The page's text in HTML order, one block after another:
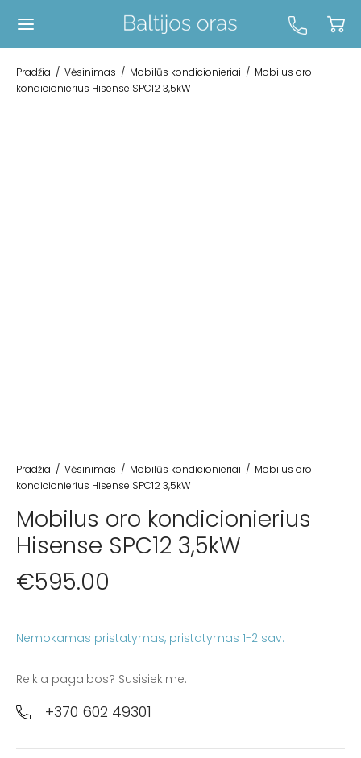
Pradžia / Vėsinimas / Mobilūs kondicionieriai / Mobilus oro
kondicionierius Hisense SPC12 3,5kW
Pradžia / Vėsinimas / Mobilūs kondicionieriai / Mobilus oro
kondicionierius Hisense SPC12 3,5kW
Mobilus oro kondicionierius
Hisense SPC12 3,5kW
€595.00
Nemokamas pristatymas
Reikia pagalbos? Susisiekime:
+370 602 49301